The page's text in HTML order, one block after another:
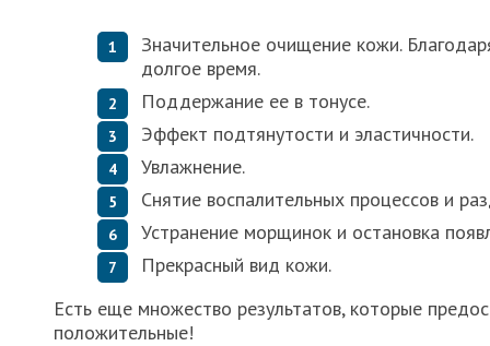
Значительное очищение кожи.
долгое время.
Поддержание ее в тонусе.
Эффект подтянутости и эластичности.
Увлажнение.
Снятие воспалительных процессов и
Устранение морщинок и остановка
Прекрасный вид кожи.
Есть еще множество результатов, которые
положительные!